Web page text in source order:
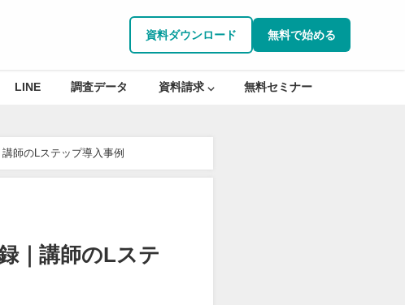
資料ダウンロード 無料で始める
LINE 調査データ 資料請求 ⌵ 無料セミナー
師のLステップ導入事例
｜講師のLステ